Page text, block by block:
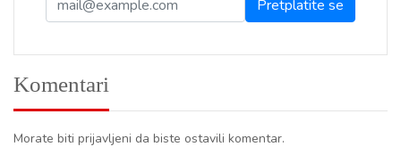
Komentari
Morate biti prijavljeni da biste ostavili komentar.